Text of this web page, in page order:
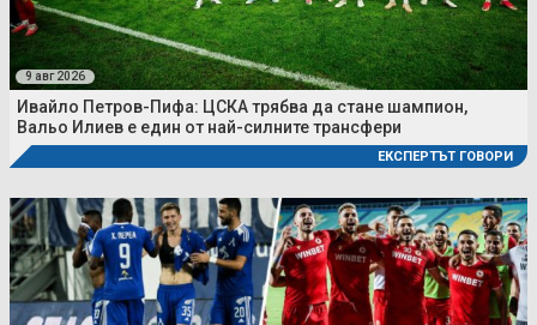
9 авг 2026
Ивайло Петров-Пифа: ЦСКА трябва да стане шампион,
Вальо Илиев е един от най-силните трансфери
ЕКСПЕРТЪТ ГОВОРИ